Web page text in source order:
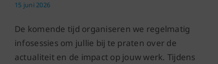
Maatschappijen
Word lid!
15 juni 2026
De komende tijd organiseren we regelmatig
infosessies om jullie bij te praten over de
actualiteit en de impact op jouw werk. Tijdens